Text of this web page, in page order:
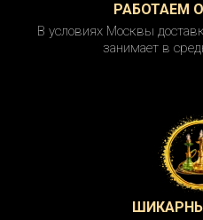
РАБОТАЕМ
В условиях Москвы
занимает в